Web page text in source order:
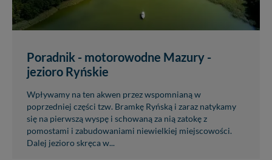
Poradnik - motorowodne Mazury -
jezioro Ryńskie
Wpływamy na ten akwen przez wspomnianą w
poprzedniej części tzw. Bramkę Ryńską i zaraz natykamy
się na pierwszą wyspę i schowaną za nią zatokę z
pomostami i zabudowaniami niewielkiej miejscowości.
Dalej jezioro skręca w...